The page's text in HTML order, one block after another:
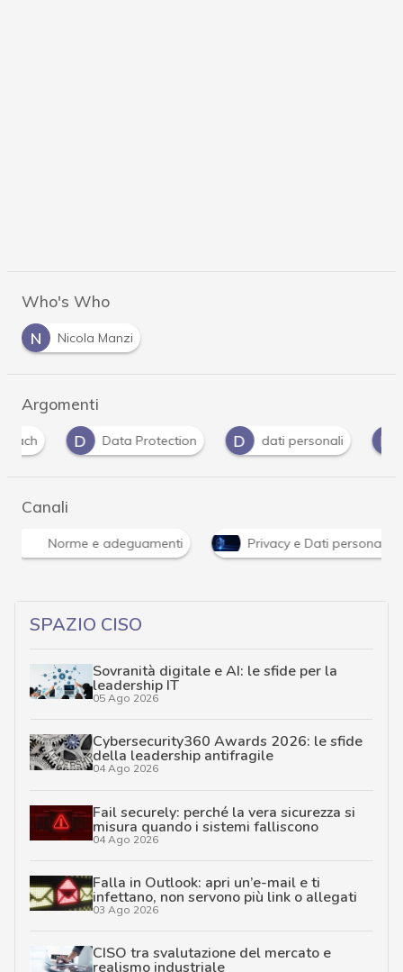
Who's Who
N
Nicola Manzi
Argomenti
D
Data Protection D dati personali D Dpo
Canali
Norme e adeguamenti Privacy e Dati personali
SPAZIO CISO
Sovranità digitale e AI: le sfide per la
leadership IT
05 Ago 2026
Cybersecurity360 Awards 2026: le sfide
della leadership antifragile
04 Ago 2026
Fail securely: perché la vera sicurezza si
misura quando i sistemi falliscono
04 Ago 2026
Falla in Outlook: apri un’e-mail e ti
infettano, non servono più link o allegati
03 Ago 2026
CISO tra svalutazione del mercato e
realismo industriale